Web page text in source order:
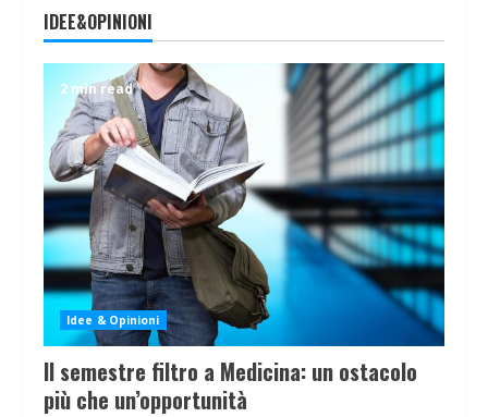
IDEE&OPINIONI
2 min read
Idee & Opinioni
Il semestre filtro a Medicina: un ostacolo
più che un’opportunità